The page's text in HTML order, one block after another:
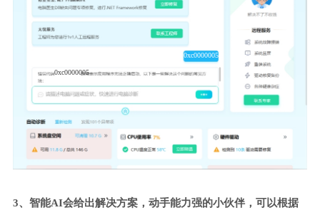
0xc0000005
0xc0000005
3、智能AI会给出解决方案，动手能力强的小伙伴，可以根据